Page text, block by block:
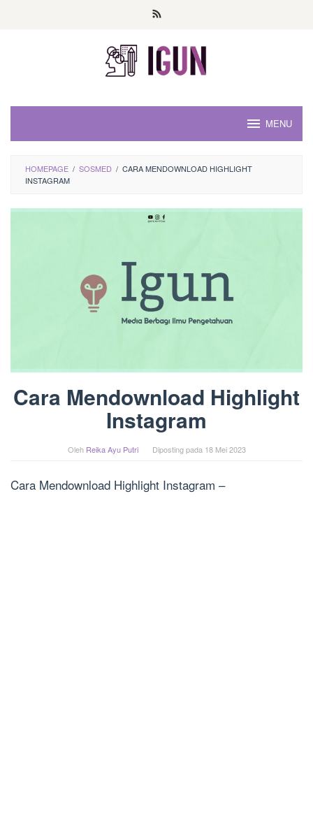
MENU
HOMEPAGE / SOSMED / CARA MENDOWNLOAD HIGHLIGHT
INSTAGRAM
Cara Mendownload Highlight
Instagram
Oleh Reika Ayu Putri Diposting pada 18 Mei 2023
Cara Mendownload Highlight Instagram –